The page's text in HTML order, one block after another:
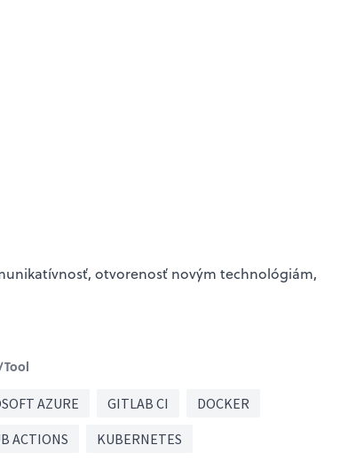
otvorenosť novým technológiám,
AZURE GITLAB CI
DOCKER
ACTIONS
KUBERNETES